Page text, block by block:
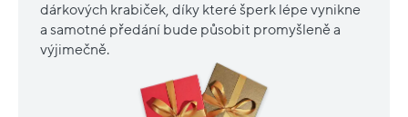
dárkových krabiček, díky které šperk lépe vynikne
a samotné předání bude působit promyšleně a
výjimečně.